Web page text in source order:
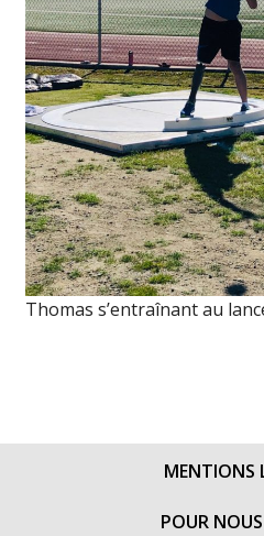
Thomas s’entraînant au
MENTIONS
POUR